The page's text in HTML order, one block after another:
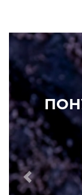
Prethodni
7. ЈУН 2010.
Eпископ
Которанину,
15. ЈАНУАР 2011.
Eпископ